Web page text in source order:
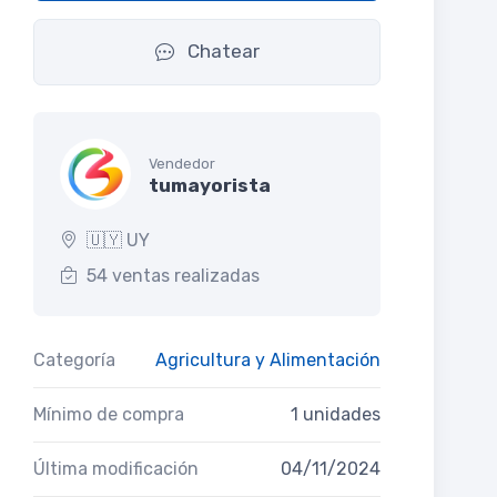
Chatear
Vendedor
tumayorista
🇺🇾 UY
54 ventas realizadas
Categoría Agricultura y Alimentación
Mínimo de compra 1 unidades
Última modificación 04/11/2024